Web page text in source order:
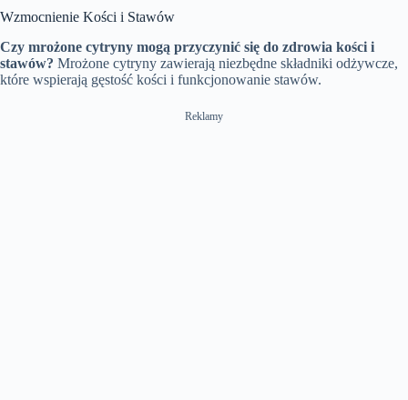
Wzmocnienie Kości i Stawów
Czy mrożone cytryny mogą przyczynić się do zdrowia kości i
stawów? Mrożone cytryny zawierają niezbędne składniki odżywcze,
które wspierają gęstość kości i funkcjonowanie stawów.
Reklamy